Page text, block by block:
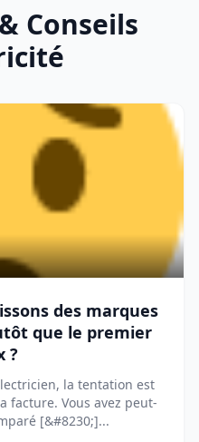
Conseils
des marques
que le premier
?
la tentation est
facture. Vous avez peut-
[&#8230;]...